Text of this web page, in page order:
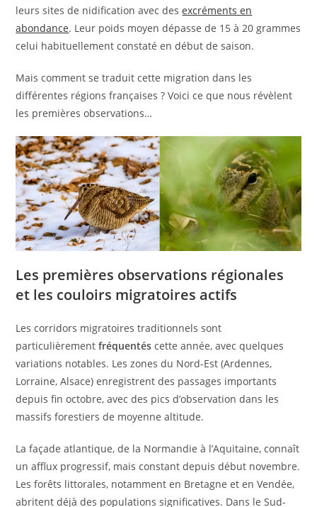
leurs sites de nidification avec desexcréments en
abondance. Leur poids moyen dépasse de 15 à 20 grammes
celui habituellement constaté en début de saison.
Mais comment se traduit cette migration dans les
différentes régions françaises ? Voici ce que nous révèlent
les premières observations…
Les premières observations régionales
et les couloirs migratoires actifs
Les corridors migratoires traditionnels sont
particulièrementfréquentés cette année, avec quelques
variations notables. Les zones du Nord-Est (Ardennes,
Lorraine, Alsace) enregistrent des passages importants
depuis fin octobre, avec des pics d’observation dans les
massifs forestiers de moyenne altitude.
La façade atlantique, de la Normandie à l’Aquitaine, connaît
un afflux progressif, mais constant depuis début novembre.
Les forêts littorales, notamment en Bretagne et en Vendée,
abritent déjà des populations significatives. Dans le Sud-